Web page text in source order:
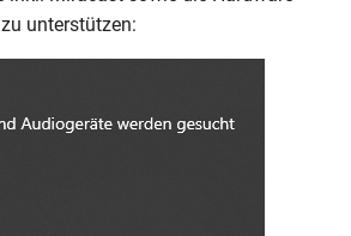
unterstützen: